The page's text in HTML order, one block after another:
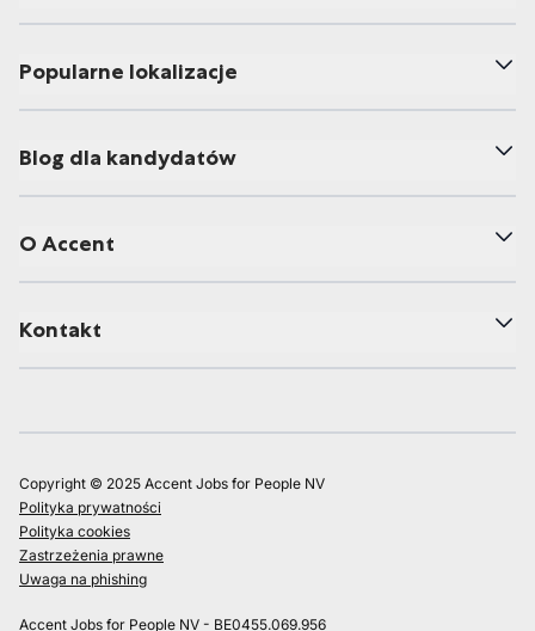
Popularne lokalizacje
Blog dla kandydatów
O Accent
Kontakt
Copyright © 2025 Accent Jobs for People NV
Polityka prywatności
Polityka cookies
Zastrzeżenia prawne
Uwaga na phishing
Accent Jobs for People NV - BE0455.069.956